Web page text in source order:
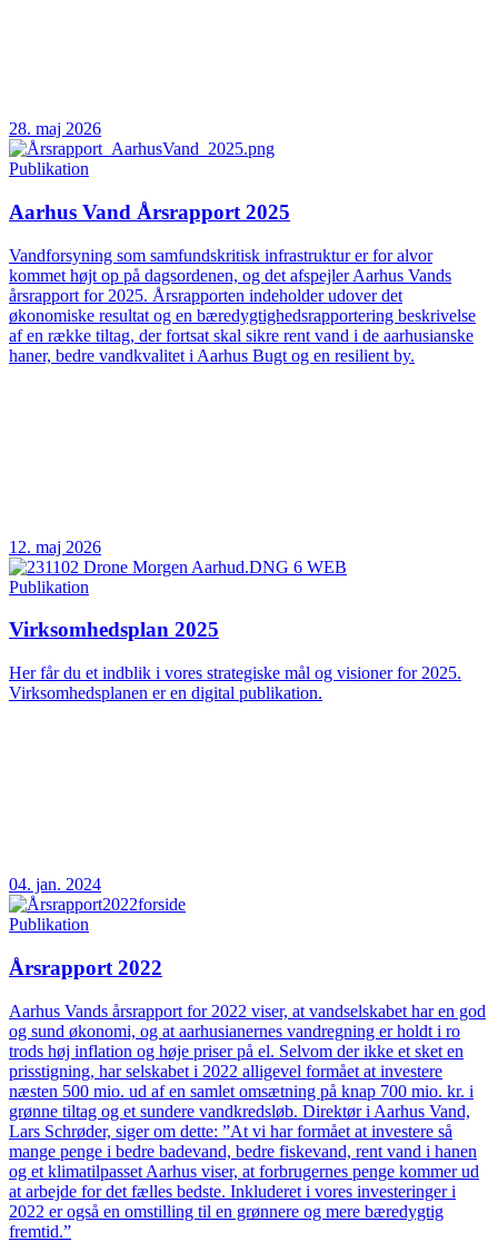
28. maj 2026
Publikation
Aarhus Vand Årsrapport 2025
Vandforsyning som samfundskritisk infrastruktur er for alvor
kommet højt op på dagsordenen, og det afspejler Aarhus Vands
årsrapport for 2025. Årsrapporten indeholder udover det
økonomiske resultat og en bæredygtighedsrapportering beskrivelse
af en række tiltag, der fortsat skal sikre rent vand i de aarhusianske
haner, bedre vandkvalitet i Aarhus Bugt og en resilient by.
12. maj 2026
Publikation
Virksomhedsplan 2025
Her får du et indblik i vores strategiske mål og visioner for 2025.
Virksomhedsplanen er en digital publikation.
04. jan. 2024
Publikation
Årsrapport 2022
Aarhus Vands årsrapport for 2022 viser, at vandselskabet har en god
og sund økonomi, og at aarhusianernes vandregning er holdt i ro
trods høj inflation og høje priser på el. Selvom der ikke et sket en
prisstigning, har selskabet i 2022 alligevel formået at investere
næsten 500 mio. ud af en samlet omsætning på knap 700 mio. kr. i
grønne tiltag og et sundere vandkredsløb. Direktør i Aarhus Vand,
Lars Schrøder, siger om dette: ”At vi har formået at investere så
mange penge i bedre badevand, bedre fiskevand, rent vand i hanen
og et klimatilpasset Aarhus viser, at forbrugernes penge kommer ud
at arbejde for det fælles bedste. Inkluderet i vores investeringer i
2022 er også en omstilling til en grønnere og mere bæredygtig
fremtid.”